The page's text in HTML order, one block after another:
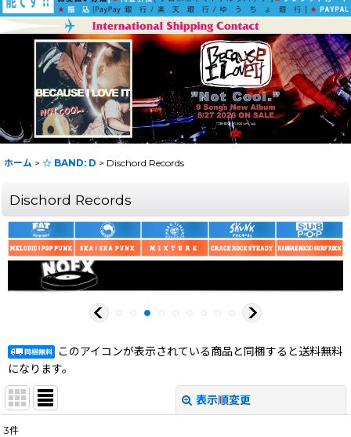
ホーム > ☆ BAND: D > Dischord Records
Dischord Records
このアイコンが表示されている商品と同梱すると送料無料
になります。
表示順変更
3件